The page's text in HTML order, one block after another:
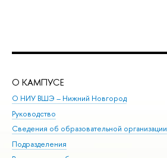
О КАМПУСЕ
О НИУ ВШЭ – Нижний Новгород
Руководство
Сведения об образовательной организации
Подразделения